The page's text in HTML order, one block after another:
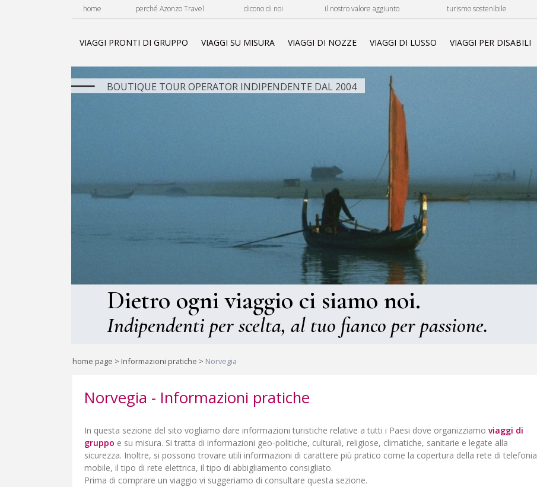
home perché Azonzo Travel dicono di noi il nostro valore aggiunto turismo sostenibile
VIAGGI PRONTI DI GRUPPO VIAGGI SU MISURA VIAGGI DI NOZZE VIAGGI DI LUSSO VIAGGI PER DISABILI
BOUTIQUE TOUR OPERATOR INDIPENDENTE DAL 2004
Dietro ogni viaggio ci siamo noi.
Indipendenti per scelta, al tuo fianco per passione.
home page > Informazioni pratiche > Norvegia
Norvegia - Informazioni pratiche
In questa sezione del sito vogliamo dare informazioni turistiche relative a tutti i Paesi dove organizziamo viaggi di
gruppo e su misura. Si tratta di informazioni geo-politiche, culturali, religiose, climatiche, sanitarie e legate alla
sicurezza. Inoltre, si possono trovare utili informazioni di carattere più pratico come la copertura della rete di telefonia
mobile, il tipo di rete elettrica, il tipo di abbigliamento consigliato.
Prima di comprare un viaggio vi suggeriamo di consultare questa sezione.